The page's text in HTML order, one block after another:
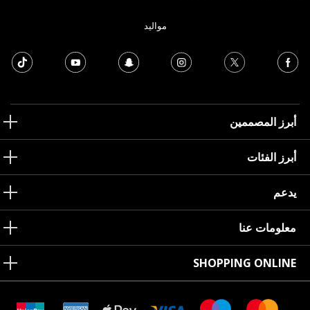
مواليد
أبرز المصممين
أبرز الفئات
يدعم
معلومات عنا
SHOPPING ONLINE